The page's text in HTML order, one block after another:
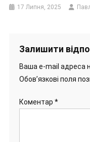
17 Липня, 2025
Залишити
Ваша e-mail адреса
Обов’язкові поля
Коментар *